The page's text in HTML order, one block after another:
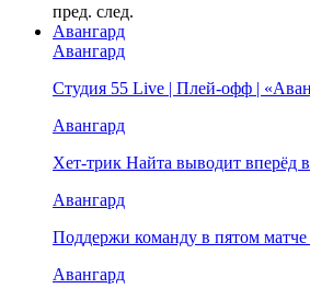
пред. след.
Авангард
Авангард
Студия 55 Live | Плей-офф |
Авангард
Хет-трик Найта выводит вперёд
Авангард
Поддержи команду в пятом
Авангард